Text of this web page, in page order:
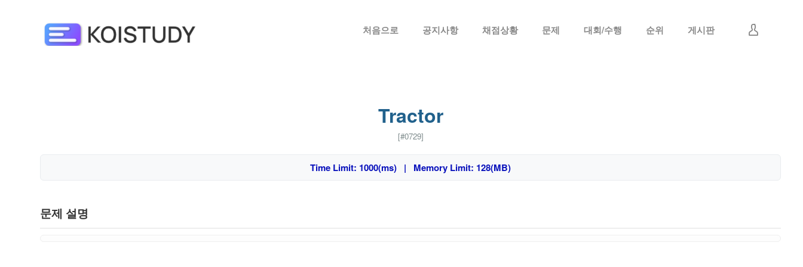
처음으로 공지사항 채점상황 문제 대회/수행 순위 게시판
Tractor
[#0729]
Time Limit: 1000(ms) | Memory Limit: 128(MB)
문제 설명